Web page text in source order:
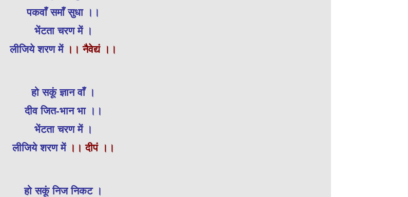
पकवाँ समाँ सुधा ।।
भेंटता चरण में ।
लीजिये शरण में।। नैवेद्यं ।।
हो सकूं ज्ञान वाँ ।
दीव जित-भान भा ।।
भेंटता चरण में ।
लीजिये शरण में ।। दीपं ।।
हो सकूं निज निकट ।